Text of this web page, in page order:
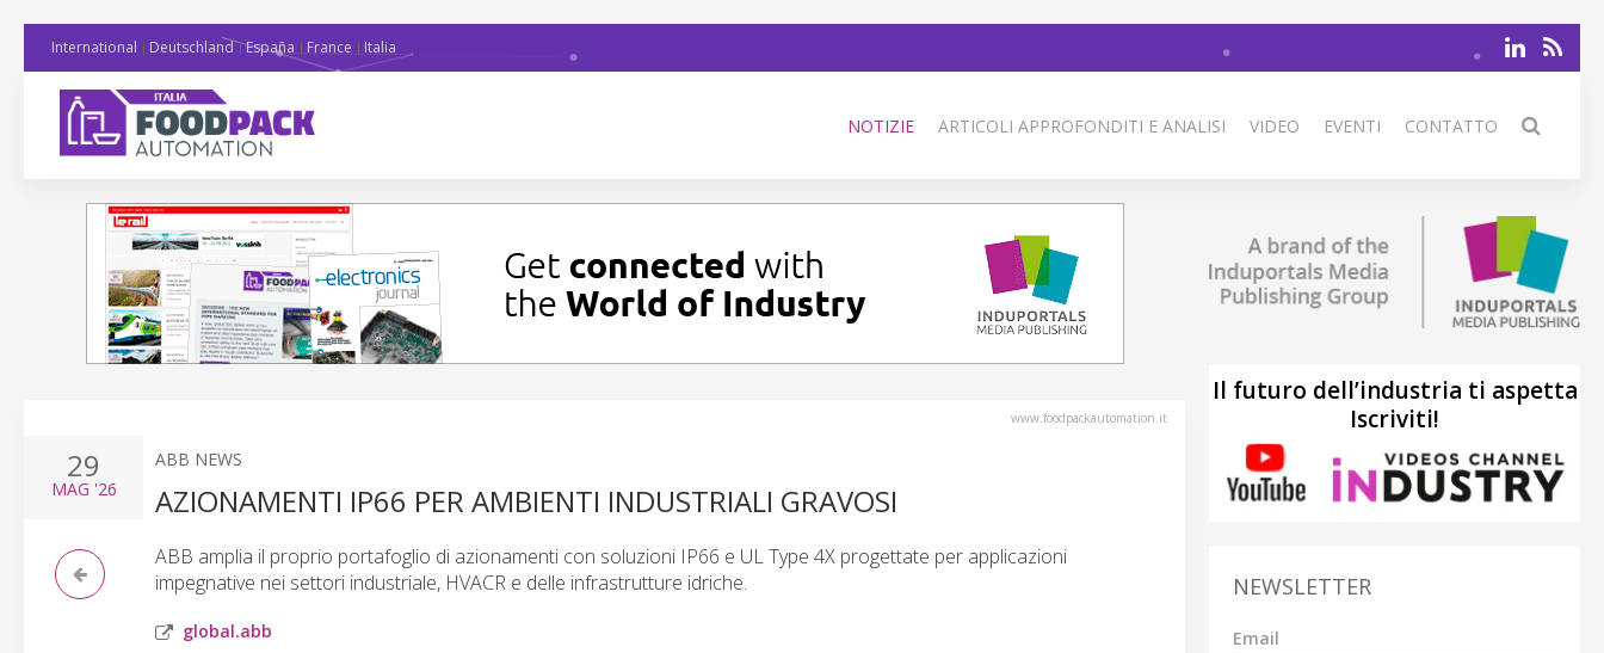
International Deutschland España France Italia
NOTIZIE ARTICOLI APPROFONDITI E ANALISI VIDEO EVENTI CONTATTO
www.foodpackautomation.it
29
MAG '26
ABB NEWS
AZIONAMENTI IP66 PER AMBIENTI INDUSTRIALI GRAVOSI
ABB amplia il proprio portafoglio di azionamenti con soluzioni IP66 e UL Type 4X progettate per applicazioni
impegnative nei settori industriale, HVACR e delle infrastrutture idriche.
global.abb
Il futuro dell’industria ti aspetta
Iscriviti!
NEWSLETTER
Email